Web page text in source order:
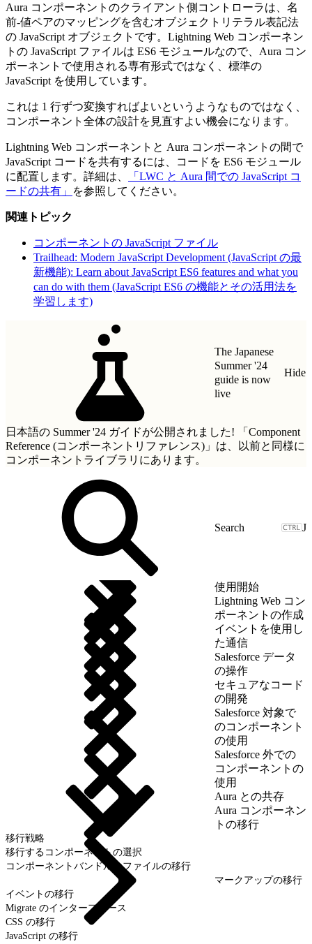
Aura コンポーネントのクライアント側コントローラは、名
前-値ペアのマッピングを含むオブジェクトリテラル表記法
の JavaScript オブジェクトです。Lightning Web コンポーネン
トの JavaScript ファイルは ES6 モジュールなので、Aura コン
ポーネントで使用される専有形式ではなく、標準の
JavaScript を使用しています。
これは 1 行ずつ変換すればよいというようなものではなく、
コンポーネント全体の設計を見直すよい機会になります。
Lightning Web コンポーネントと Aura コンポーネントの間で
JavaScript コードを共有するには、コードを ES6 モジュール
に配置します。詳細は、
「LWC と Aura 間での JavaScript コ
ードの共有」
を参照してください。
関連トピック
コンポーネントの JavaScript ファイル
Trailhead: Modern JavaScript Development (JavaScript の最
新機能): Learn about JavaScript ES6 features and what you
can do with them (JavaScript ES6 の機能とその活用法を
学習します)
The Japanese
Summer '24
guide is now
live
Hide
日本語の Summer '24 ガイドが公開されました!
「Component
Reference (コンポーネントリファレンス)」 は、以前と同様に
コンポーネントライブラリにあります。
J
使用開始
Lightning Web コン
ポーネントの作成
イベントを使用し
た通信
Salesforce データ
の操作
セキュアなコード
の開発
Salesforce 対象で
のコンポーネント
の使用
Salesforce 外での
コンポーネントの
使用
Aura との共存
Aura コンポーネン
トの移行
移行戦略
移行するコンポーネントの選択
コンポーネントバンドルのファイルの移行
マークアップの移行
イベントの移行
Migrate のインターフェース
CSS の移行
JavaScript の移行